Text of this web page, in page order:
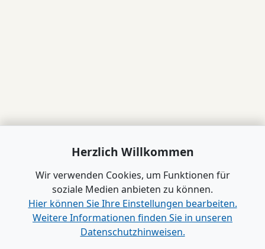
Herzlich Willkommen
Wir verwenden Cookies, um Funktionen für
soziale Medien anbieten zu können.
Hier können Sie Ihre Einstellungen bearbeiten.
Weitere Informationen finden Sie in unseren
Datenschutzhinweisen.